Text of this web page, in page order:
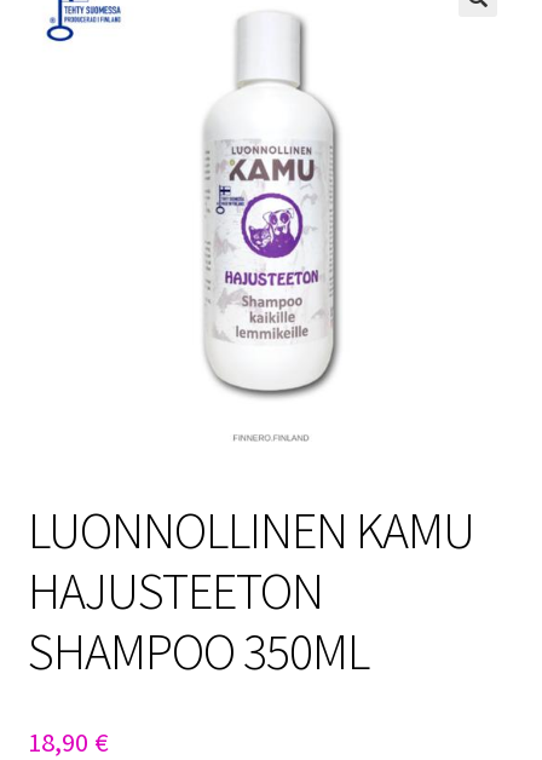
LUONNOLLINEN KAMU
HAJUSTEETON
SHAMPOO 350ML
18,90 €